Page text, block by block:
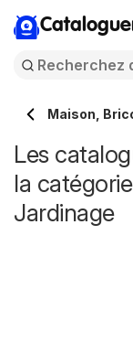
Maison,
Les
la
Jardinage